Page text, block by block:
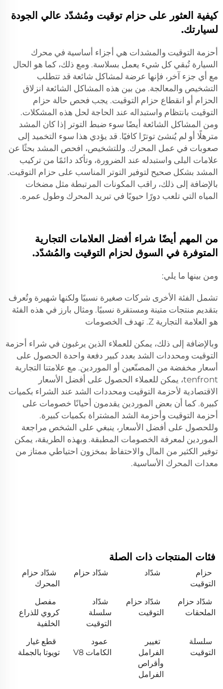
كيفية العثور على حزام توقيت ومُشدّد عالي الجودة
لسيارتك.
أحزمة التوقيت والمشدات هي أجزاء أساسية في محرك
السيارة تُبقي كل شيء يعمل بسلاسة. ومع ذلك، كما هو الحال
مع أي جزء آخر، فإنها عرضة لمشاكل شائعة قد تتطلب
التشخيص والمعالجة. من بين هذه المشاكل الشائعة انزلاق
الحزام أو انقطاع حزام التوقيت. يجب فحص حالة حزام
التوقيت بانتظام واستبداله عند الحاجة لحل هذه المشكلات.
ومن المشاكل الشائعة أيضًا سوء ضبط التوتر إذا كان المشد
مترهلًا أو لم يُنشئ توترًا كافيًا. قد يؤدي هذا سوء التخميد إلى
صعوبات في عمل المحرك. وللتشخيص، افحص المشد بحثًا عن
علامات البلى واستبدله عند الضرورة، وتأكد دائمًا من تركيب
المشد بشكل صحيح لتوفير التوتر المناسب على حزام التوقيت.
بالإضافة إلى ذلك، راقب المكونات المرتبطة مثل مضخات
المياه التي تلعب دورًا حيويًا في تبريد المحرك وطول عمره.
من المهم أيضًا شراء أفضل العلامات التجارية
المتوفرة في السوق لحزام التوقيت والمُشدّد.
ومن بينها ما يلي:
تشمل الفئة الأخرى شركات صغيرة نسبيًا ولكنها شهيرة وتُعرف
بتقديم منتجات متينة ومستقرة نسبيًا. ومثال بارز في هذه الفئة
هو العلامة التجارية Z. تهدف الخصومات
وبالإضافة إلى ذلك، يمكن للعملاء الذين يرغبون في شراء أحزمة
التوقيت ومحددات الشد بعدد كبير دفعة واحدة الحصول على
أسعار مخفضة من المصنّعين أو الموردين. مع علامتنا التجارية
tenfront، يمكن للعملاء الحصول على أفضل الأسعار
الاقتصادية لأحزمة التوقيت ومحددات الشد عند الشراء بكميات
كبيرة. كما أن بعض الموردين يقدمون أحيانًا خصومات على
أحزمة التوقيت وأحزمة الشد المشتراة بكميات كبيرة.
وللحصول على أفضل الأسعار، ينبغي على الشخص مراجعة
الموردين لمعرفة الخصومات المطبقة. وبهذه الطريقة، يمكن
توفير الكثير من المال والاحتفاظ بمخزون احتياطي ممتاز من
معدات المحرك الأساسية.
فئات المنتجات ذات الصلة
حزام
التوقيت
شدّاد شدّاد حزام
شدّاد حزام
المحرك
شدّاد حزام
الملحقات
شدّاد حزام
التوقيت
شدّاد
سلسلة
التوقيت
مفصل
كروي للذراع
الخلفية
سلسلة
التوقيت
تغيير
الفرامل
وأقراص
الفرامل
عمود
الكامات V8
قطع غيار
تويوتا بالجملة